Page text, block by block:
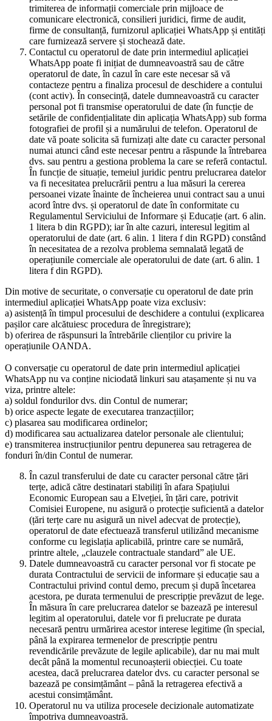
trimiterea de informații comerciale prin mijloace de
comunicare electronică, consilieri juridici, firme de audit,
firme de consultanță, furnizorul aplicației WhatsApp și entități
care furnizează servere și stochează date.
Contactul cu operatorul de date prin intermediul aplicației
WhatsApp poate fi inițiat de dumneavoastră sau de către
operatorul de date, în cazul în care este necesar să vă
contacteze pentru a finaliza procesul de deschidere a contului
(cont activ). În consecință, datele dumneavoastră cu caracter
personal pot fi transmise operatorului de date (în funcție de
setările de confidențialitate din aplicația WhatsApp) sub forma
fotografiei de profil și a numărului de telefon. Operatorul de
date vă poate solicita să furnizați alte date cu caracter personal
numai atunci când este necesar pentru a răspunde la întrebarea
dvs. sau pentru a gestiona problema la care se referă contactul.
În funcție de situație, temeiul juridic pentru prelucrarea datelor
va fi necesitatea prelucrării pentru a lua măsuri la cererea
persoanei vizate înainte de încheierea unui contract sau a unui
acord între dvs. și operatorul de date în conformitate cu
Regulamentul Serviciului de Informare și Educație (art. 6 alin.
1 litera b din RGPD); iar în alte cazuri, interesul legitim al
operatorului de date (art. 6 alin. 1 litera f din RGPD) constând
în necesitatea de a rezolva problema semnalată legată de
operațiunile comerciale ale operatorului de date (art. 6 alin. 1
litera f din RGPD).
Din motive de securitate, o conversație cu operatorul de date prin
intermediul aplicației WhatsApp poate viza exclusiv:
a) asistență în timpul procesului de deschidere a contului (explicarea
pașilor care alcătuiesc procedura de înregistrare);
b) oferirea de răspunsuri la întrebările clienților cu privire la
operațiunile OANDA.
O conversație cu operatorul de date prin intermediul aplicației
WhatsApp nu va conține niciodată linkuri sau atașamente și nu va
viza, printre altele:
a) soldul fondurilor dvs. din Contul de numerar;
b) orice aspecte legate de executarea tranzacțiilor;
c) plasarea sau modificarea ordinelor;
d) modificarea sau actualizarea datelor personale ale clientului;
e) transmiterea instrucțiunilor pentru depunerea sau retragerea de
fonduri în/din Contul de numerar.
În cazul transferului de date cu caracter personal către țări
terțe, adică către destinatari stabiliți în afara Spațiului
Economic European sau a Elveției, în țări care, potrivit
Comisiei Europene, nu asigură o protecție suficientă a datelor
(țări terțe care nu asigură un nivel adecvat de protecție),
operatorul de date efectuează transferul utilizând mecanisme
conforme cu legislația aplicabilă, printre care se numără,
printre altele, „clauzele contractuale standard” ale UE.
Datele dumneavoastră cu caracter personal vor fi stocate pe
durata Contractului de servicii de informare și educație sau a
Contractului privind contul demo, precum și după încetarea
acestora, pe durata termenului de prescripție prevăzut de lege.
În măsura în care prelucrarea datelor se bazează pe interesul
legitim al operatorului, datele vor fi prelucrate pe durata
necesară pentru urmărirea acestor interese legitime (în special,
până la expirarea termenelor de prescripție pentru
revendicările prevăzute de legile aplicabile), dar nu mai mult
decât până la momentul recunoașterii obiecției. Cu toate
acestea, dacă prelucrarea datelor dvs. cu caracter personal se
bazează pe consimțământ – până la retragerea efectivă a
acestui consimțământ.
Operatorul nu va utiliza procesele decizionale automatizate
împotriva dumneavoastră.